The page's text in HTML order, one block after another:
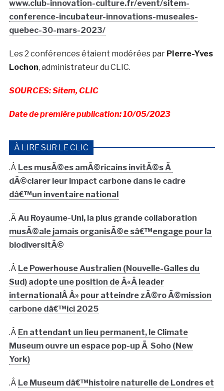
www.club-innovation-culture.fr/event/sitem-
conference-incubateur-innovations-museales-
quebec-30-mars-2023/
Les 2 conférences étaient modérées par PIerre-Yves
Lochon, administrateur du CLIC.
SOURCES: Sitem, CLIC
Date de première publication: 10/05/2023
À LIRE SUR LE CLIC
.Â Les musÃ©es amÃ©ricains invitÃ©s Ã
dÃ©clarer leur impact carbone dans le cadre
dâ€™un inventaire national
.Â Au Royaume-Uni, la plus grande collaboration
musÃ©ale jamais organisÃ©e sâ€™engage pour la
biodiversitÃ©
.Â Le Powerhouse Australien (Nouvelle-Galles du
Sud) adopte une position de Â«Â leader
internationalÂ Â» pour atteindre zÃ©ro Ã©mission
carbone dâ€™ici 2025
.Â En attendant un lieu permanent, le Climate
Museum ouvre un espace pop-up Ã Soho (New
York)
.Â Le Museum dâ€™histoire naturelle de Londres et